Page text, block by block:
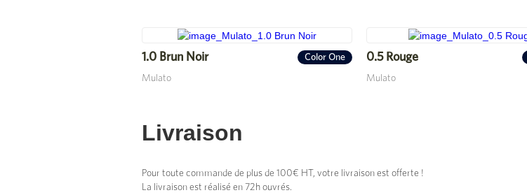
1.0 Brun Noir Color One
Mulato
0.5 Rouge
Mulato
Livraison
Pour toute commande de plus de 100€ HT, votre livraison est offerte !
La livraison est réalisé en 72h ouvrés.